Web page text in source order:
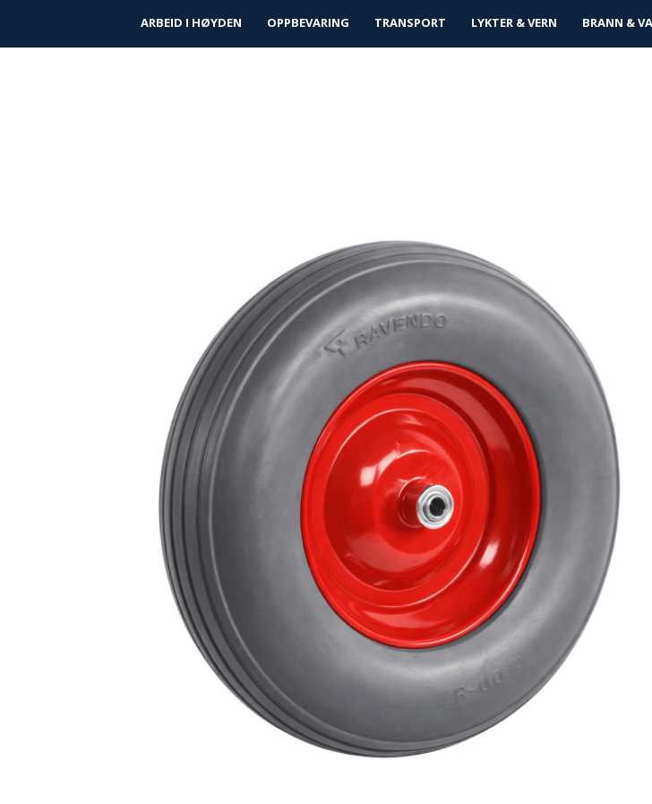
Finn forhandler| Kundeservice| Prosjektløsninger
ARBEID I HØYDEN OPPBEVARING TRANSPORT LYKTER & VERN BRANN &